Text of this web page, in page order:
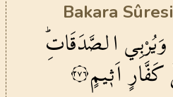
Bakara
وَيُرْبِيالصَّدَقَاتِۜ
كَفَّارٍاَث۪يمٍ٢٧٦